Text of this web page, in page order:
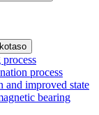
process
and improved state
bearing